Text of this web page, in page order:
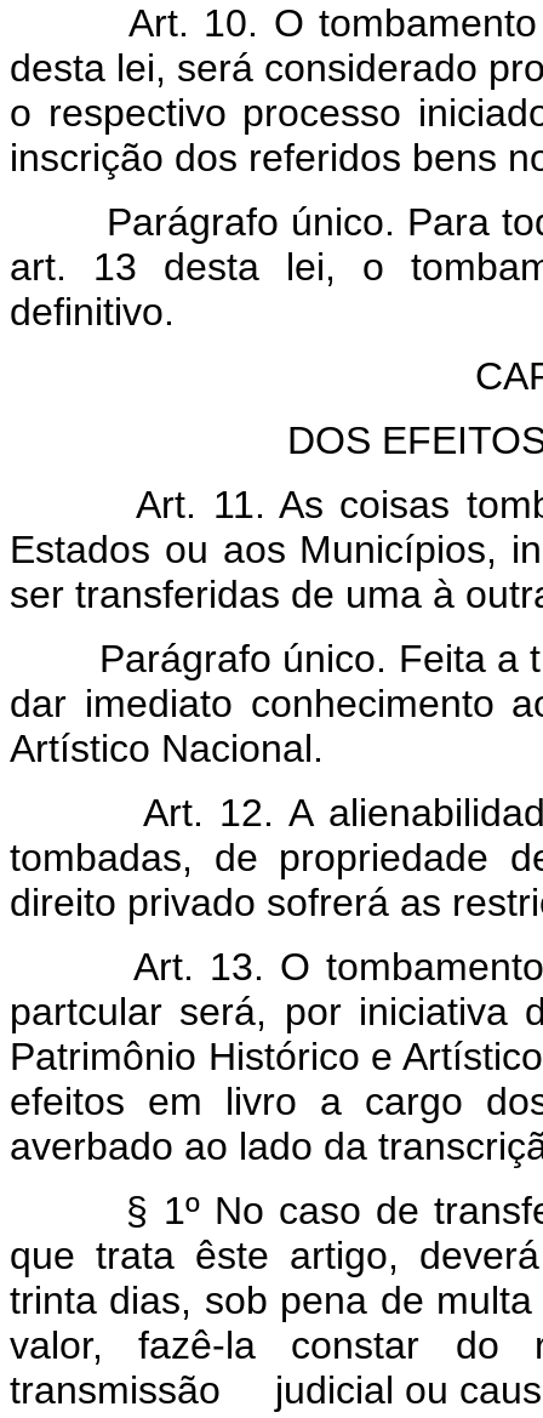
Art. 10. O
desta lei, será considerado
o respectivo processo
inscrição dos referidos bens
Parágrafo único. Para
art. 13 desta lei, o
definitivo.
DOS
Art. 11. As coisas
Estados ou aos Municípios,
ser transferidas de uma à
Parágrafo único. Feita a
dar imediato conhecimento
Artístico Nacional.
Art. 12. A
tombadas, de propriedade
direito privado sofrerá as
Art. 13. O
partcular será, por iniciativa
Patrimônio Histórico e
efeitos em livro a cargo
averbado ao lado da
§ 1º No caso de
que trata êste artigo,
trinta dias, sob pena de
valor, fazê-la constar
transmissão judicial ou